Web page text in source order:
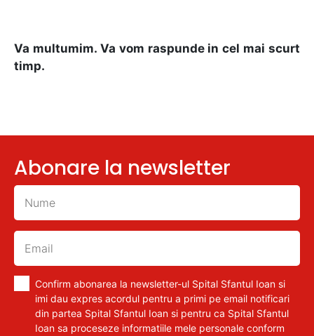
Va multumim. Va vom raspunde in cel mai scurt
timp.
Abonare la newsletter
Confirm abonarea la newsletter-ul Spital Sfantul Ioan si
imi dau expres acordul pentru a primi pe email notificari
din partea Spital Sfantul Ioan si pentru ca Spital Sfantul
Ioan sa proceseze informatiile mele personale conform